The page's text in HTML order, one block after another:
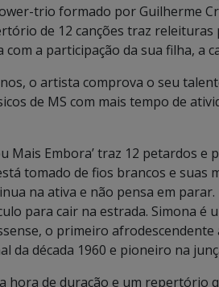
trio formado por Guilherme
de 12 canções traz
com a participação da sua filha, a
o artista comprova o seu
de MS com mais tempo de
Mais Embora’ traz 12 petardos
tomado de fios brancos e suas
na ativa e não pensa em
para cair na estrada. Simona é
o primeiro afrodescendente
da década 1960 e pioneiro na
hora de duração e um repertório